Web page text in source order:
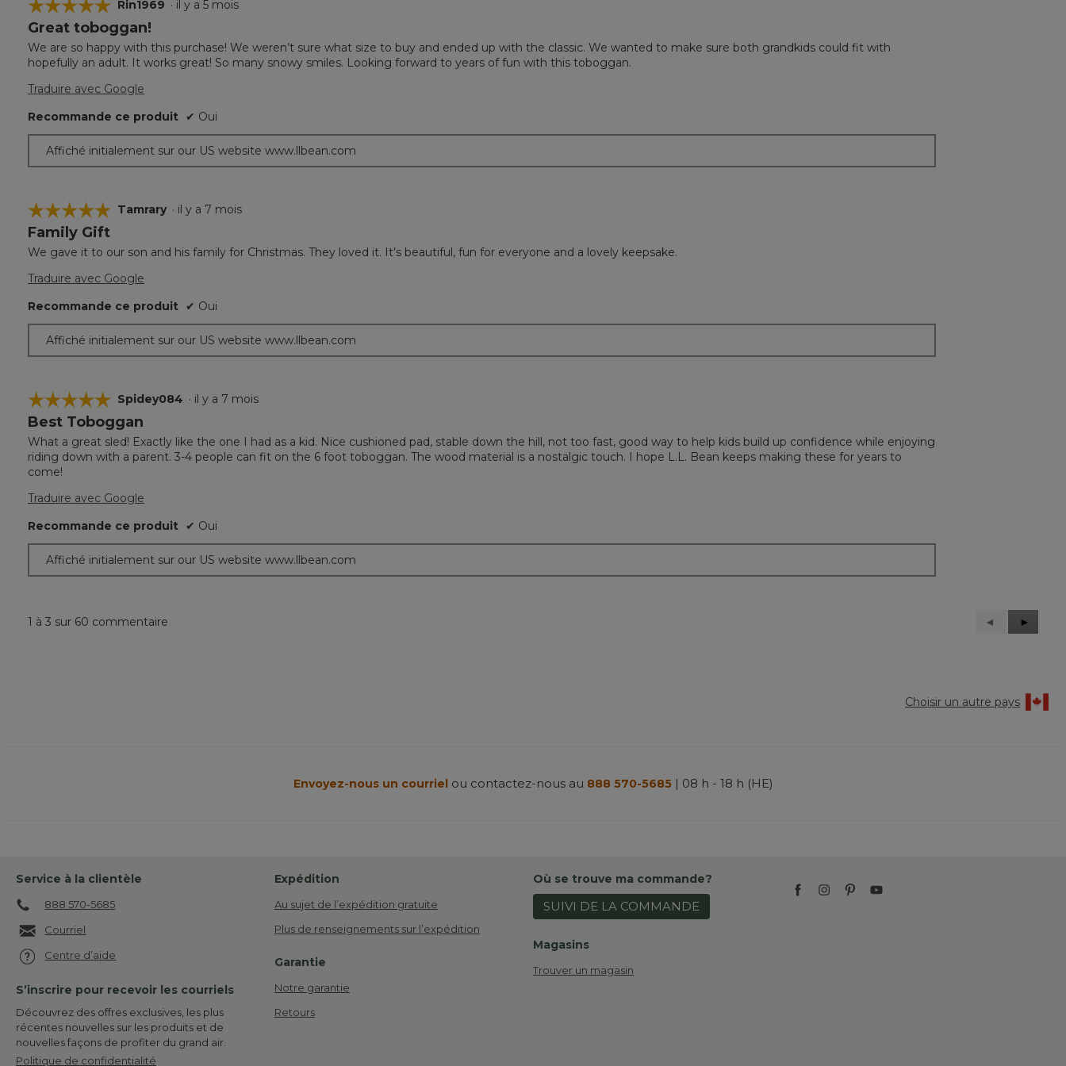
☆☆☆☆☆
☆☆☆☆☆
5
sur
5.
Rin1969 · il y a 5 mois
Great toboggan!
We are so happy with this purchase! We weren’t sure what size to buy and ended up with the classic. We wanted to make sure both grandkids could fit with
hopefully an adult. It works great! So many snowy smiles. Looking forward to years of fun with this toboggan.
Traduire avec Google
Recommande ce produit ✔ Oui
Affiché initialement sur our US website www.llbean.com
☆☆☆☆☆
☆☆☆☆☆
5
sur
5.
Tamrary · il y a 7 mois
Family Gift
We gave it to our son and his family for Christmas. They loved it. It’s beautiful, fun for everyone and a lovely keepsake.
Traduire avec Google
Recommande ce produit ✔ Oui
Affiché initialement sur our US website www.llbean.com
☆☆☆☆☆
☆☆☆☆☆
5
sur
5.
Spidey084 · il y a 7 mois
Best Toboggan
What a great sled! Exactly like the one I had as a kid. Nice cushioned pad, stable down the hill, not too fast, good way to help kids build up confidence while enjoying
riding down with a parent. 3-4 people can fit on the 6 foot toboggan. The wood material is a nostalgic touch. I hope L.L. Bean keeps making these for years to
come!
Traduire avec Google
Recommande ce produit ✔ Oui
Affiché initialement sur our US website www.llbean.com
1 à 3 sur 60 commentaire
Précédent
Reviews
◄
Suivant
Reviews
►
Choisir un autre pays
Envoyez-nous un courrielou contactez-nous au 888 570-5685 | 08 h - 18 h (HE)
Service à la clientèle
888 570-5685
Courriel
Centre d’aide
S’inscrire pour recevoir les courriels
Découvrez des offres exclusives, les plus
récentes nouvelles sur les produits et de
nouvelles façons de profiter du grand air.
Politique de confidentialité
Expédition
Au sujet de l’expédition gratuite
Plus de renseignements sur l’expédition
Garantie
Notre garantie
Retours
Où se trouve ma commande?
SUIVI DE LA COMMANDE
Magasins
Trouver un magasin